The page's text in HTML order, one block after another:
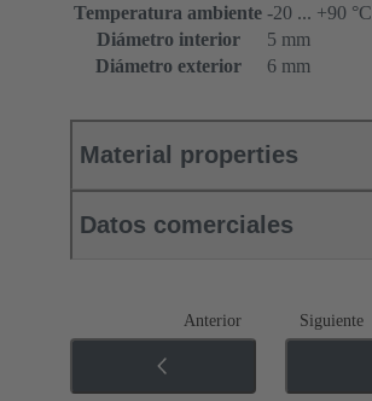
Temperatura ambiente -20 ... +90 °C
Diámetro interior
5 mm
Diámetro exterior
6 mm
Material properties
Datos comerciales
Anterior Siguiente